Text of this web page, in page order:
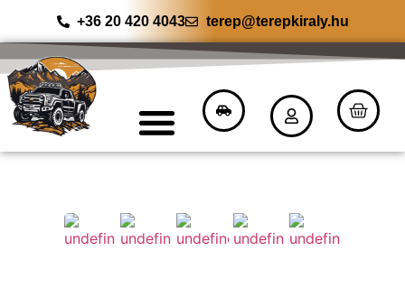
+36 20 420 4043 terep@terepkiraly.hu